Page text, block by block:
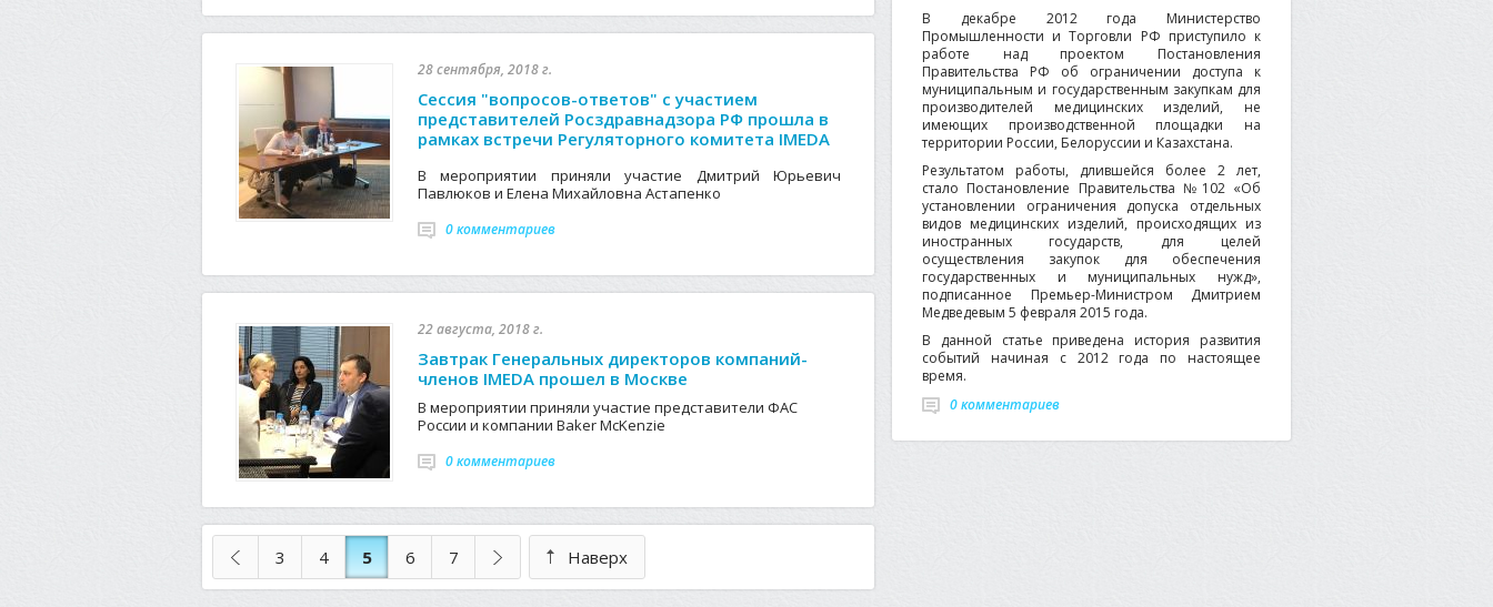
28 сентября, 2018 г.
Сессия "вопросов-ответов" с участием
представителей Росздравнадзора РФ прошла в
рамках встречи Регуляторного комитета IMEDA
В мероприятии приняли участие Дмитрий Юрьевич
Павлюков и Елена Михайловна Астапенко
0 комментариев
22 августа, 2018 г.
Завтрак Генеральных директоров компаний-
членов IMEDA прошел в Москве
В мероприятии приняли участие представители ФАС
России и компании Baker McKenzie
0 комментариев
3 4 5 6 7 Наверх
В декабре 2012 года Министерство
Промышленности и Торговли РФ приступило к
работе над проектом Постановления
Правительства РФ об ограничении доступа к
муниципальным и государственным закупкам для
производителей медицинских изделий, не
имеющих производственной площадки на
территории России, Белоруссии и Казахстана.
Результатом работы, длившейся более 2 лет,
стало Постановление Правительства №102 «Об
установлении ограничения допуска отдельных
видов медицинских изделий, происходящих из
иностранных государств, для целей
осуществления закупок для обеспечения
государственных и муниципальных нужд»,
подписанное Премьер-Министром Дмитрием
Медведевым 5 февраля 2015 года.
В данной статье приведена история развития
событий начиная с 2012 года по настоящее
время.
0 комментариев